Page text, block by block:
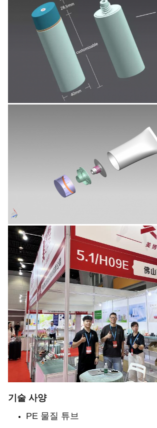
기술 사양
PE 물질 튜브